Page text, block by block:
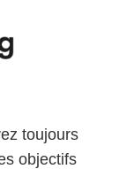
toujours
objectifs